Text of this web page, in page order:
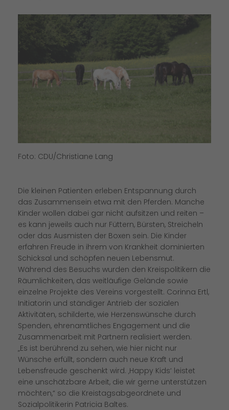
Foto: CDU/Christiane Lang
Die kleinen Patienten erleben Entspannung durch
das Zusammensein etwa mit den Pferden. Manche
Kinder wollen dabei gar nicht aufsitzen und reiten –
es kann jeweils auch nur Füttern, Bürsten, Streicheln
oder das Ausmisten der Boxen sein. Die Kinder
erfahren Freude in ihrem von Krankheit dominierten
Schicksal und schöpfen neuen Lebensmut.
Während des Besuchs wurden den Kreispolitikern die
Räumlichkeiten, das weitläufige Gelände sowie
einzelne Projekte des Vereins vorgestellt. Corinna Ertl,
Initiatorin und ständiger Antrieb der sozialen
Aktivitäten, schilderte, wie Herzenswünsche durch
Spenden, ehrenamtliches Engagement und die
Zusammenarbeit mit Partnern realisiert werden.
Es ist berührend zu sehen, wie hier nicht nur
Wünsche erfüllt, sondern auch neue Kraft und
Lebensfreude geschenkt wird. ‚Happy Kids‘ leistet
eine unschätzbare Arbeit, die wir gerne unterstützen
möchten,“ so die Kreistagsabgeordnete und
Sozialpolitikerin Patricia Baltes.